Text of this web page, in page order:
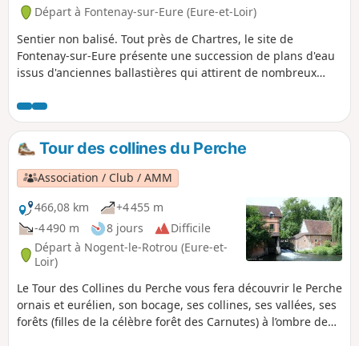
Départ à Fontenay-sur-Eure (Eure-et-Loir)
Sentier non balisé. Tout près de Chartres, le site de
Fontenay-sur-Eure présente une succession de plans d'eau
issus d'anciennes ballastières qui attirent de nombreux
Vallée de l'Eure.
Tour des collines du Perche
Association / Club / AMM
466,08 km
+4 455 m
-4 490 m
8 jours
Difficile
Départ à Nogent-le-Rotrou (Eure-et-
Loir)
Le Tour des Collines du Perche vous fera découvrir le Perche
ornais et eurélien, son bocage, ses collines, ses vallées, ses
forêts (filles de la célèbre forêt des Carnutes) à l’ombre de